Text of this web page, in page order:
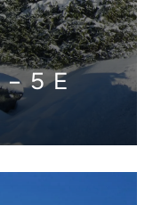
– 5 E